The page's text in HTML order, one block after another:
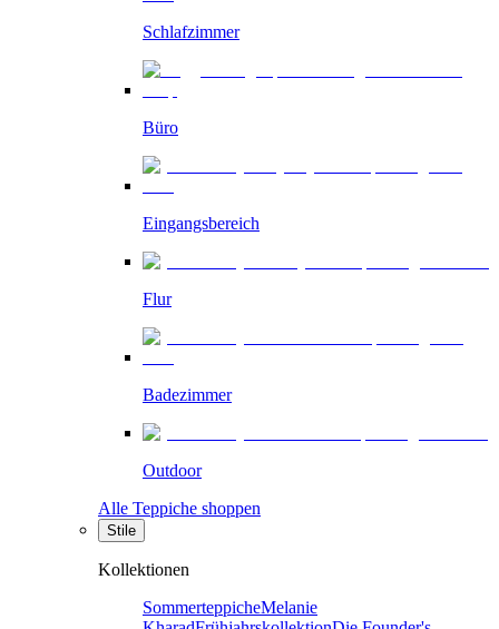
Schlafzimmer
Büro
Eingangsbereich
Flur
Badezimmer
Outdoor
Alle Teppiche shoppen
Stile
Kollektionen
SommerteppicheMelanie